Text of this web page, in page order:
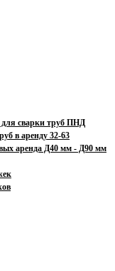
для сварки труб ПНД
в аренду 32-63
аренда Д40 мм - Д90 мм